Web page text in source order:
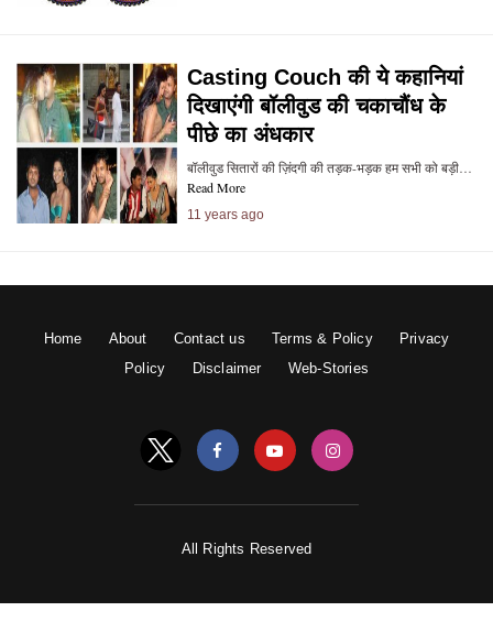
Casting Couch की ये कहानियां
दिखाएंगी बॉलीवुड की चकाचौंध के
पीछे का अंधकार
बॉलीवुड सितारों की ज़िंदगी की तड़क-भड़क हम सभी को बड़ी…
Read More
11 years ago
Home About Contact us Terms & Policy
Privacy
Policy
Disclaimer Web-Stories
All Rights Reserved